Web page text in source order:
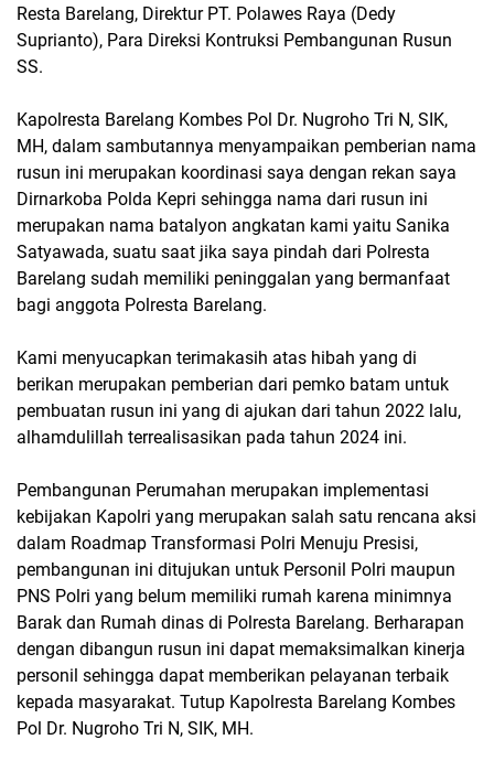
Resta Barelang, Direktur PT. Polawes Raya (Dedy
Suprianto), Para Direksi Kontruksi Pembangunan Rusun
SS.
Kapolresta Barelang Kombes Pol Dr. Nugroho Tri N, SIK,
MH, dalam sambutannya menyampaikan pemberian nama
rusun ini merupakan koordinasi saya dengan rekan saya
Dirnarkoba Polda Kepri sehingga nama dari rusun ini
merupakan nama batalyon angkatan kami yaitu Sanika
Satyawada, suatu saat jika saya pindah dari Polresta
Barelang sudah memiliki peninggalan yang bermanfaat
bagi anggota Polresta Barelang.
Kami menyucapkan terimakasih atas hibah yang di
berikan merupakan pemberian dari pemko batam untuk
pembuatan rusun ini yang di ajukan dari tahun 2022 lalu,
alhamdulillah terrealisasikan pada tahun 2024 ini.
Pembangunan Perumahan merupakan implementasi
kebijakan Kapolri yang merupakan salah satu rencana aksi
dalam Roadmap Transformasi Polri Menuju Presisi,
pembangunan ini ditujukan untuk Personil Polri maupun
PNS Polri yang belum memiliki rumah karena minimnya
Barak dan Rumah dinas di Polresta Barelang. Berharapan
dengan dibangun rusun ini dapat memaksimalkan kinerja
personil sehingga dapat memberikan pelayanan terbaik
kepada masyarakat. Tutup Kapolresta Barelang Kombes
Pol Dr. Nugroho Tri N, SIK, MH.